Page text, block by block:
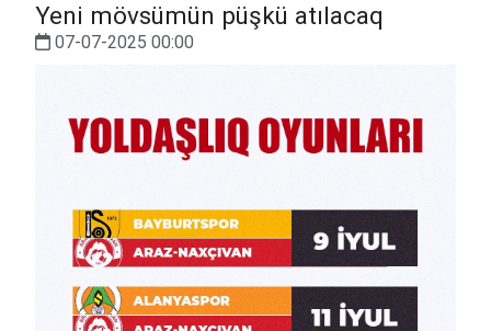
Yeni mövsümün püşkü atılacaq
07-07-2025 00:00